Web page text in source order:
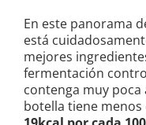
En este panorama
está
mejores
fermentación
contenga muy poca
botella tiene menos